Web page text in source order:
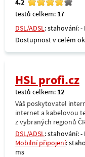
4.2
testů celkem: 17
DSL/ADSL: stahování: -
Dostupnost v celém
HSL profi.cz
testů celkem: 12
Váš poskytovatel
internet a kabelovou
z vybraných regionů
DSL/ADSL: stahování: -
Mobilní připojení:
ms